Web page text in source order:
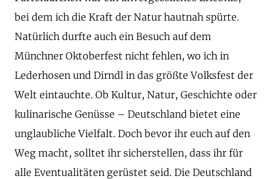
bei dem ich die Kraft der Natur hautnah spürte.
Natürlich durfte auch ein Besuch auf dem
Münchner Oktoberfest nicht fehlen, wo ich in
Lederhosen und Dirndl in das größte Volksfest der
Welt eintauchte. Ob Kultur, Natur, Geschichte oder
kulinarische Genüsse – Deutschland bietet eine
unglaubliche Vielfalt. Doch bevor ihr euch auf den
Weg macht, solltet ihr sicherstellen, dass ihr für
alle Eventualitäten gerüstet seid. Die Deutschland